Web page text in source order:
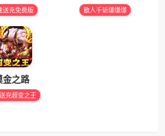
送充免费版 散人千斩爆爆爆
金之路
充超变之王